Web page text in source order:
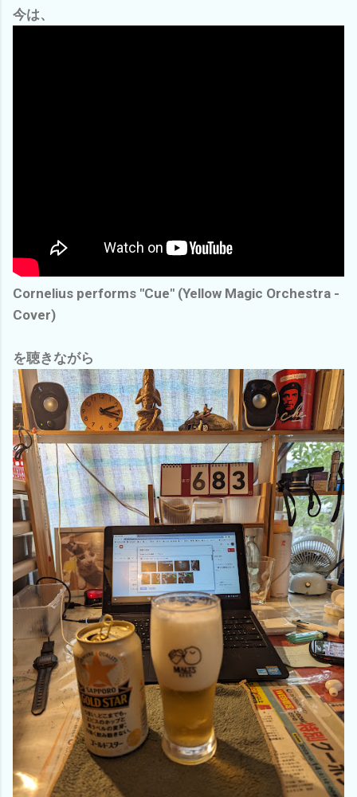
今は、
Cornelius performs "Cue" (Yellow Magic Orchestra -
Cover)
を聴きながら